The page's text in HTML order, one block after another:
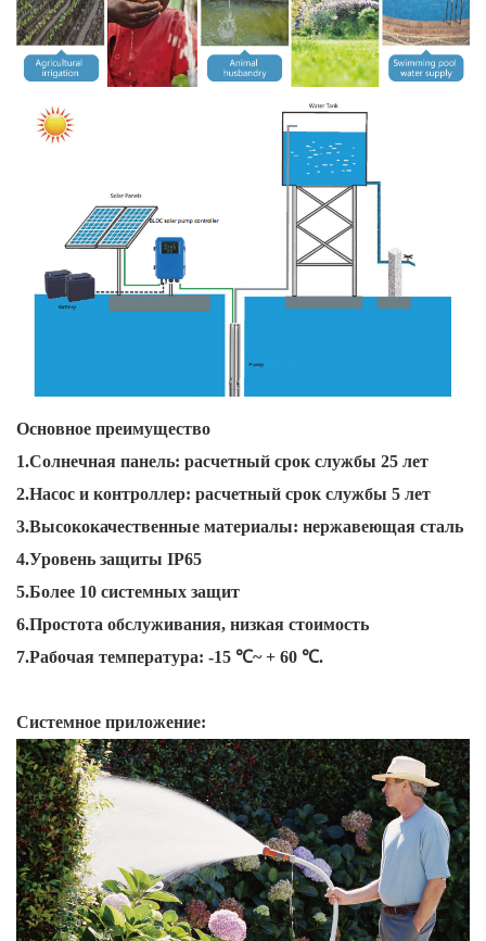
Основное преимущество
1.Солнечная панель: расчетный срок службы 25 лет
2.Насос и контроллер: расчетный срок службы 5 лет
3.Высококачественные материалы: нержавеющая сталь
4.Уровень защиты IP65
5.Более 10 системных защит
6.Простота обслуживания, низкая стоимость
7.Рабочая температура: -15 ℃~ + 60 ℃.
Системное приложение: